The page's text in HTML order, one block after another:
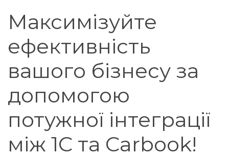
Максимізуйте
ефективність
вашого бізнесу за
допомогою
потужної інтеграції
між 1С та Carbook!